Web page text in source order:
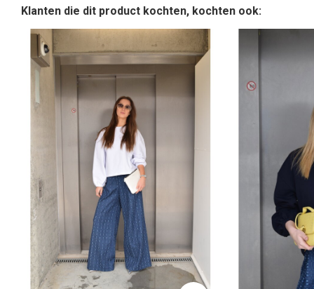
Klanten die dit product kochten, kochten ook: